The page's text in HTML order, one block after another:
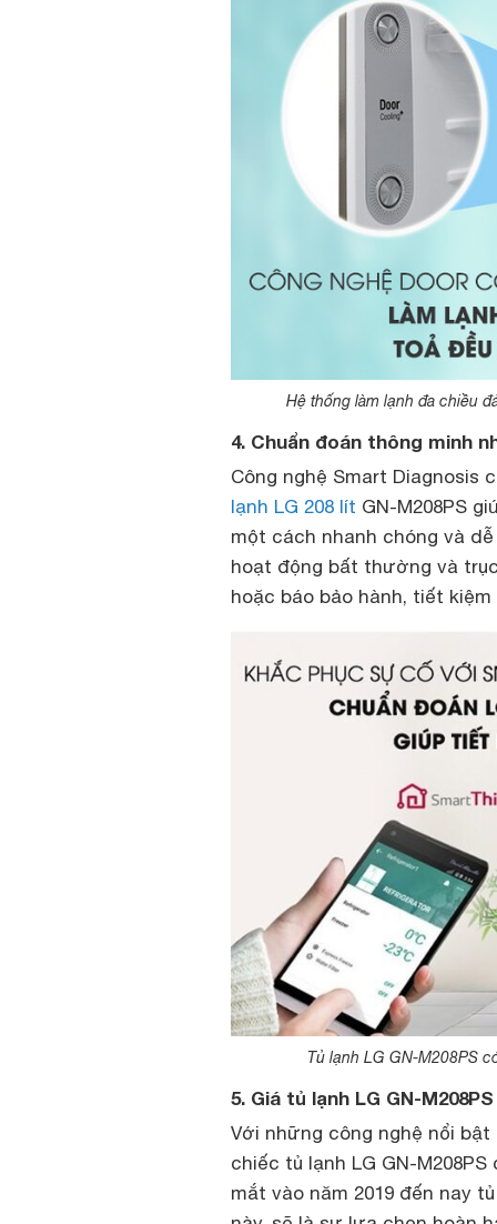
Hệ thống làm lạnh đa chiều
4. Chuẩn đoán thông minh
Công nghệ Smart
lạnh LG 208 lít GN-M208PS
một cách nhanh chóng và
hoạt động bất thường và
hoặc báo bảo hành, tiết
Tủ lạnh LG GN-M208PS
5. Giá tủ lạnh LG GN-
Với những công nghệ nổi
chiếc tủ lạnh LG GN-
mắt vào năm 2019 đến nay